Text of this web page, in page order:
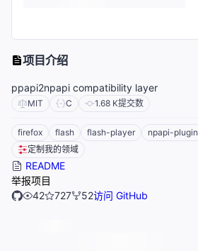
项目介绍
ppapi2npapi compatibility layer
MIT C 1.68 K提交数
firefox flash flash-player npapi-plugin
定制我的领域
README
举报项目
42
727 52访问 GitHub